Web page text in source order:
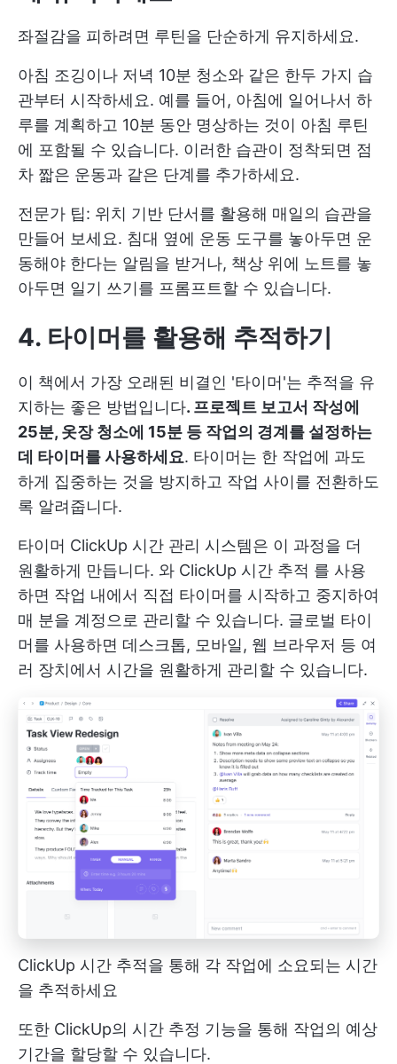
좌절감을 피하려면 루틴을 단순하게 유지하세요.
아침 조깅이나 저녁 10분 청소와 같은 한두 가지 습
관부터 시작하세요. 예를 들어, 아침에 일어나서 하
루를 계획하고 10분 동안 명상하는 것이 아침 루틴
에 포함될 수 있습니다. 이러한 습관이 정착되면 점
차 짧은 운동과 같은 단계를 추가하세요.
전문가 팁: 위치 기반 단서를 활용해 매일의 습관을
만들어 보세요. 침대 옆에 운동 도구를 놓아두면 운
동해야 한다는 알림을 받거나, 책상 위에 노트를 놓
아두면 일기 쓰기를 프롬프트할 수 있습니다.
4. 타이머를 활용해 추적하기
이 책에서 가장 오래된 비결인 '타이머'는 추적을 유
지하는 좋은 방법입니다. 프로젝트 보고서 작성에
25분, 옷장 청소에 15분 등 작업의 경계를 설정하는
데 타이머를 사용하세요. 타이머는 한 작업에 과도
하게 집중하는 것을 방지하고 작업 사이를 전환하도
록 알려줍니다.
타이머 ClickUp 시간 관리 시스템은 이 과정을 더
원활하게 만듭니다. 와 ClickUp 시간 추적 를 사용
하면 작업 내에서 직접 타이머를 시작하고 중지하여
매 분을 계정으로 관리할 수 있습니다. 글로벌 타이
머를 사용하면 데스크톱, 모바일, 웹 브라우저 등 여
러 장치에서 시간을 원활하게 관리할 수 있습니다.
ClickUp 시간 추적을 통해 각 작업에 소요되는 시간
을 추적하세요
또한 ClickUp의 시간 추정 기능을 통해 작업의 예상
기간을 할당할 수 있습니다.